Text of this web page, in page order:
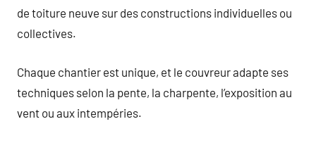
de toiture neuve sur des constructions individuelles ou
collectives.
Chaque chantier est unique, et le couvreur adapte ses
techniques selon la pente, la charpente, l’exposition au
vent ou aux intempéries.